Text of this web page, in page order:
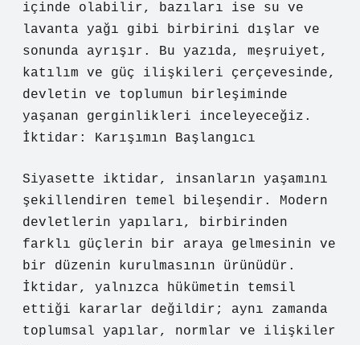
içinde olabilir, bazıları ise su ve
lavanta yağı gibi birbirini dışlar ve
sonunda ayrışır. Bu yazıda, meşruiyet,
katılım ve güç ilişkileri çerçevesinde,
devletin ve toplumun birleşiminde
yaşanan gerginlikleri inceleyeceğiz.
İktidar: Karışımın Başlangıcı
Siyasette iktidar, insanların yaşamını
şekillendiren temel bileşendir. Modern
devletlerin yapıları, birbirinden
farklı güçlerin bir araya gelmesinin ve
bir düzenin kurulmasının ürünüdür.
İktidar, yalnızca hükümetin temsil
ettiği kararlar değildir; aynı zamanda
toplumsal yapılar, normlar ve ilişkiler